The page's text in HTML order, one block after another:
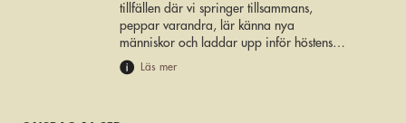
tillfällen där vi springer tillsammans,
peppar varandra, lär känna nya
människor och laddar upp inför höstens
stora löparfest – Sicklaloppet den 20
september.
Läs mer